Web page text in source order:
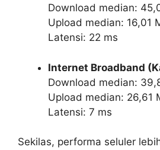
Download median:
Upload median: 16,01
Latensi: 22 ms
Internet Broadband
Download median:
Upload median: 26,61
Latensi: 7 ms
Sekilas, performa seluler